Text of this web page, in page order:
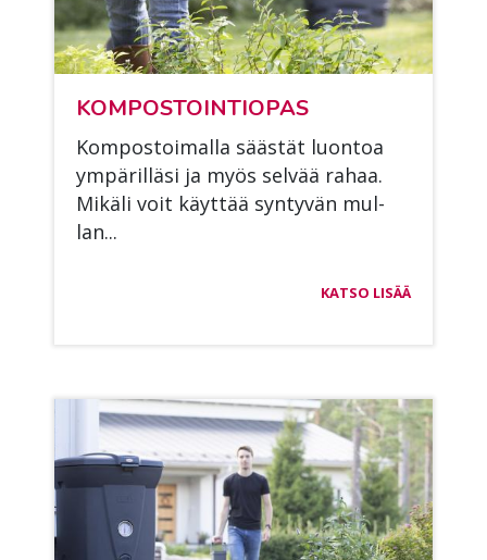
KOM­POS­TOIN­TIO­PAS
Kom­pos­toi­mal­la sääs­tät luon­toa
ym­pä­ril­lä­si ja myös sel­vää ra­haa.
Mi­kä­li voit käyt­tää syn­ty­vän mul­
lan...
KATSO LISÄÄ